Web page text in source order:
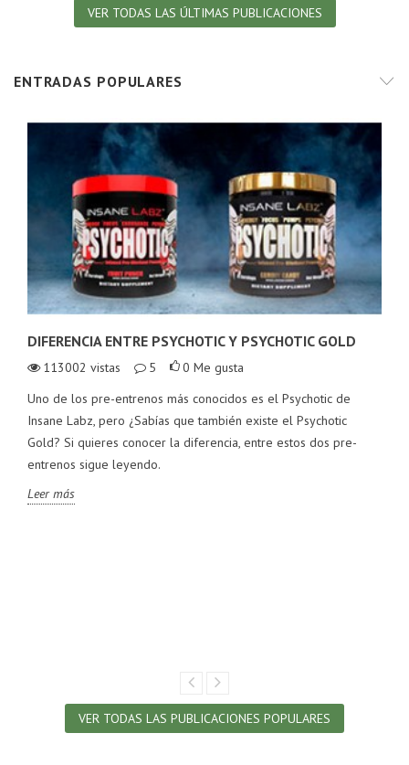
VER TODAS LAS ÚLTIMAS PUBLICACIONES
ENTRADAS POPULARES
DIFERENCIA ENTRE PSYCHOTIC Y PSYCHOTIC GOLD
113002 vistas 5 0 Me gusta
Uno de los pre-entrenos más conocidos es el Psychotic de
Insane Labz, pero ¿Sabías que también existe el Psychotic
Gold? Si quieres conocer la diferencia, entre estos dos pre-
entrenos sigue leyendo.
Leer más
VER TODAS LAS PUBLICACIONES POPULARES